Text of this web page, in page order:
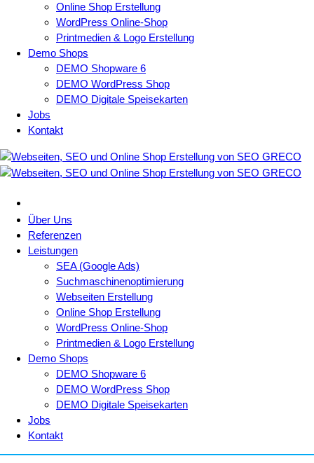
Online Shop Erstellung
WordPress Online-Shop
Printmedien & Logo Erstellung
Demo Shops
DEMO Shopware 6
DEMO WordPress Shop
DEMO Digitale Speisekarten
Jobs
Kontakt
Über Uns
Referenzen
Leistungen
SEA (Google Ads)
Suchmaschinenoptimierung
Webseiten Erstellung
Online Shop Erstellung
WordPress Online-Shop
Printmedien & Logo Erstellung
Demo Shops
DEMO Shopware 6
DEMO WordPress Shop
DEMO Digitale Speisekarten
Jobs
Kontakt